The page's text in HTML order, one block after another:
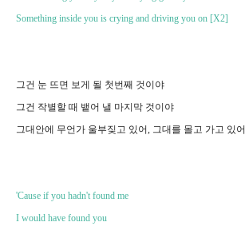
Something inside you is crying and driving you on [X2]
그건 눈 뜨면 보게 될 첫번째 것이야
그건 작별할 때 뱉어 낼 마지막 것이야
그대안에 무언가 울부짖고 있어, 그대를 몰고 가고 있어
'Cause if you hadn't found me
I would have found you